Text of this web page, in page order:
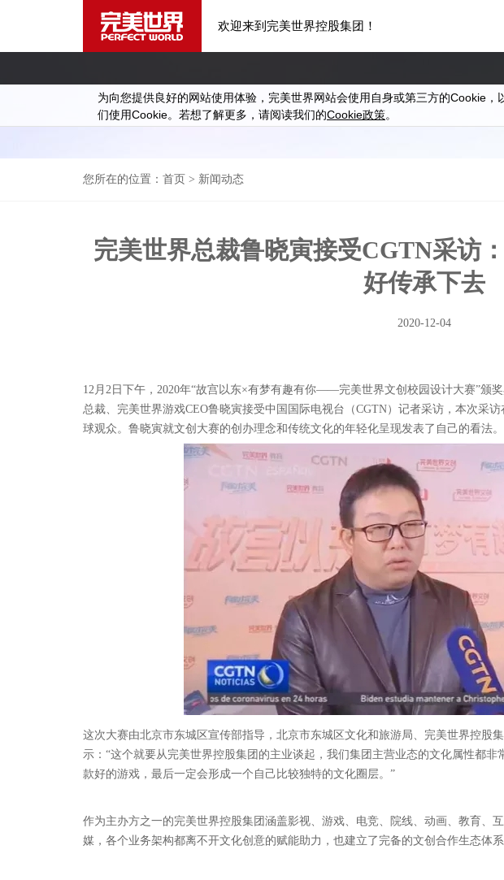
为向您提供良好的网站使用体验，完美世界网站会使用自身或第三方的Cookie
们使用Cookie。若想了解更多，请阅读我们的Cookie政策。
欢迎来到完美世界控股集团！
您所在的位置： 首页 > 新闻动态
完美世界总裁鲁晓寅接受CGTN采访
好传承下去
2020-12-04
12月2日下午，2020年“故宫以东×有梦有趣有你——完美世界文创校园设计大赛”颁
总裁、完美世界游戏CEO鲁晓寅接受中国国际电视台（CGTN）记者采访，本次采
球观众。鲁晓寅就文创大赛的创办理念和传统文化的年轻化呈现发表了自己的看法。
这次大赛由北京市东城区宣传部指导，北京市东城区文化和旅游局、完美世界控股
示：“这个就要从完美世界控股集团的主业谈起，我们集团主营业态的文化属性都
款好的游戏，最后一定会形成一个自己比较独特的文化圈层。”
作为主办方之一的完美世界控股集团涵盖影视、游戏、电竞、院线、动画、教育、
媒，各个业务架构都离不开文化创意的赋能助力，也建立了完备的文创合作生态体系